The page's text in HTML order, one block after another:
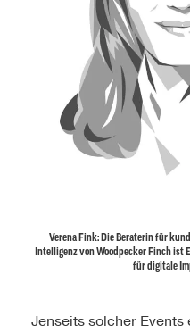
Verena Fink: Die Beraterin für
Intelligenz von Woodpecker Finch ist
für digitale
Jenseits solcher